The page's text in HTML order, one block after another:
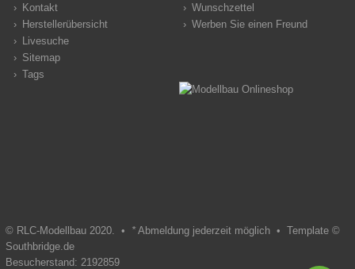
Kontakt
Herstellerübersicht
Livesuche
Sitemap
Tags
Wunschzettel
Werben Sie einen Freund
© RLC-Modellbau 2020. • *Abmeldung jederzeit möglich • Template ©
Southbridge.de
Besucherstand: 2192859